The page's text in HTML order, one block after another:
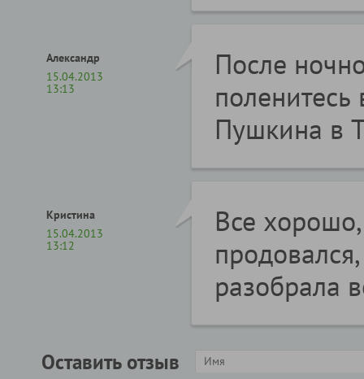
Александр
15.04.2013
13:13
После
Пушкина в
Кристина
15.04.2013
13:12
Все
разобрала
Оставить отзыв